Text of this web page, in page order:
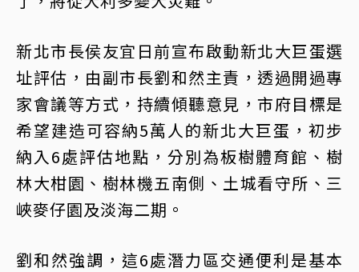
新北市長侯友宜日前宣布啟動新北大巨蛋選
址評估，由副市長劉和然主責，透過開過專
家會議等方式，持續傾聽意見，市府目標是
希望建造可容納5萬人的新北大巨蛋，初步
納入6處評估地點，分別為板樹體育館、樹
林大柑園、樹林機五南側、土城看守所、三
峽麥仔園及淡海二期。
劉和然強調，這6處潛力區交通便利是基本